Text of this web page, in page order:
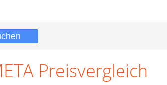
Preisvergleich